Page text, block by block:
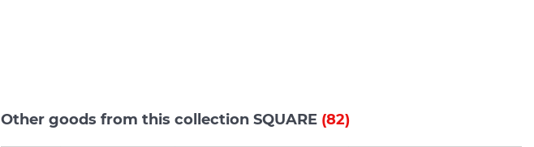
Other goods from this collection SQUARE (82)